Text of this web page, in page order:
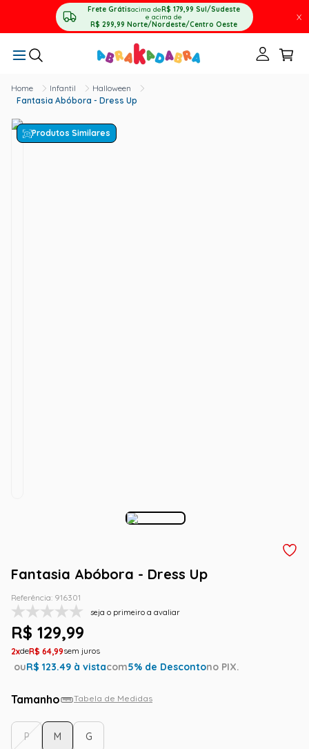
Frete Grátisacima deR$ 179,99 Sul/Sudeste
e acima de
R$ 299,99 Norte/Nordeste/Centro Oeste
X
Infantil
Halloween
Fantasia Abóbora - Dress Up
Produtos Similares
Fantasia Abóbora - Dress Up
Referência: 916301
seja o primeiro a avaliar
R$ 129,99
2 R$ 64,99
ouR$ 123.49 à vistacom5% de Descontono PIX.
Tamanho Tabela de Medidas
P M G